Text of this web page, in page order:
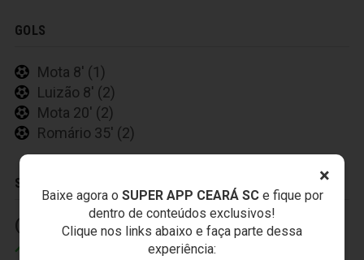
×
Baixe agora o SUPER APP CEARÁ SCe fique por
dentro de conteúdos exclusivos!
Clique nos links abaixo e faça parte dessa
experiência:
GOLS
Mota 8' (1)
Luizão 8' (2)
Mota 20' (2)
Romário 35' (2)
SUBSTITUIÇÕES
(1) 28' (2) (2) 39' (2)
Itamar